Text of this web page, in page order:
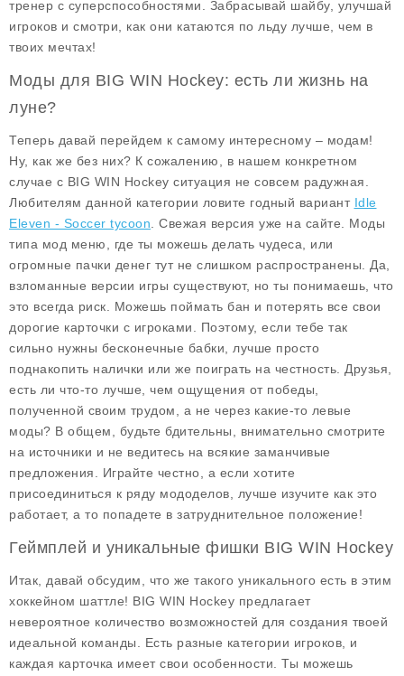
тренер с суперспособностями. Забрасывай шайбу, улучшай
игроков и смотри, как они катаются по льду лучше, чем в
твоих мечтах!
Моды для BIG WIN Hockey: есть ли жизнь на
луне?
Теперь давай перейдем к самому интересному – модам!
Ну, как же без них? К сожалению, в нашем конкретном
случае с BIG WIN Hockey ситуация не совсем радужная.
Любителям данной категории ловите годный вариант Idle
Eleven - Soccer tycoon . Свежая версия уже на сайте. Моды
типа мод меню, где ты можешь делать чудеса, или
огромные пачки денег тут не слишком распространены. Да,
взломанные версии игры существуют, но ты понимаешь, что
это всегда риск. Можешь поймать бан и потерять все свои
дорогие карточки с игроками. Поэтому, если тебе так
сильно нужны бесконечные бабки, лучше просто
поднакопить налички или же поиграть на честность. Друзья,
есть ли что-то лучше, чем ощущения от победы,
полученной своим трудом, а не через какие-то левые
моды? В общем, будьте бдительны, внимательно смотрите
на источники и не ведитесь на всякие заманчивые
предложения. Играйте честно, а если хотите
присоединиться к ряду мододелов, лучше изучите как это
работает, а то попадете в затруднительное положение!
Геймплей и уникальные фишки BIG WIN Hockey
Итак, давай обсудим, что же такого уникального есть в этим
хоккейном шаттле! BIG WIN Hockey предлагает
невероятное количество возможностей для создания твоей
идеальной команды. Есть разные категории игроков, и
каждая карточка имеет свои особенности. Ты можешь